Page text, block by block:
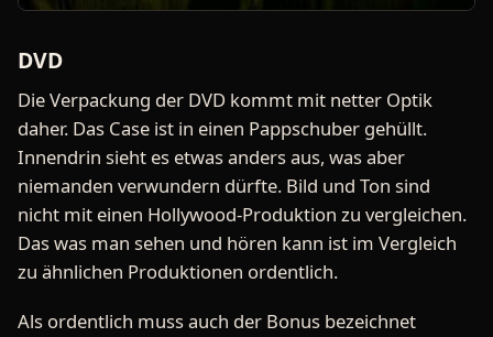
DVD
Die Verpackung der DVD kommt mit netter Optik
daher. Das Case ist in einen Pappschuber gehüllt.
Innendrin sieht es etwas anders aus, was aber
niemanden verwundern dürfte. Bild und Ton sind
nicht mit einen Hollywood-Produktion zu vergleichen.
Das was man sehen und hören kann ist im Vergleich
zu ähnlichen Produktionen ordentlich.
Als ordentlich muss auch der Bonus bezeichnet